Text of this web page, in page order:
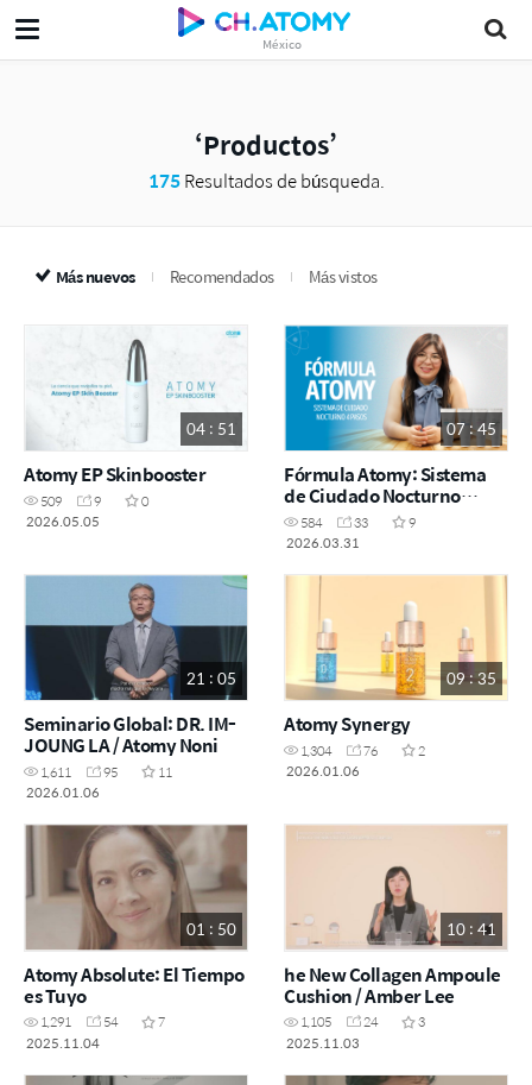
México
Productos
175Resultados de búsqueda.
Más nuevos Recomendados Más vistos
04 : 51
Atomy EP Skinbooster
509 9
0
2026.05.05
07 : 45
Fórmula Atomy: Sistema
de Ciudado Nocturno
pasos
584 33
9
2026.03.31
21 : 05
Seminario Global: DR. IM-
JOUNG LA / Atomy Noni
1,611 95
11
2026.01.06
09 : 35
Atomy Synergy
1,304 76
2
2026.01.06
01 : 50
Atomy Absolute: El Tiempo
es Tuyo
1,291 54
7
2025.11.04
10 : 41
he New Collagen Ampoule
Cushion / Amber Lee
1,105 24
3
2025.11.03